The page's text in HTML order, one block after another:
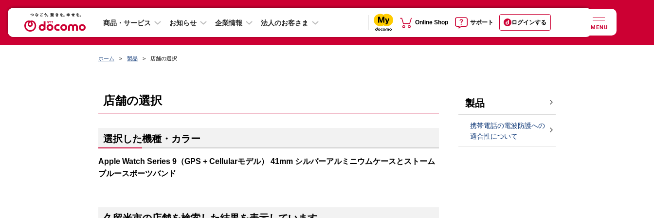
商品・サービス お知らせ 企業情報 法人のお客さま Online Shop サポート ログインする
MENU
ホーム 製品 店舗の選択
店舗の選択
選択した機種・カラー
Apple Watch Series 9（GPS + Cellularモデル） 41mm シルバーアルミニウムケースとストーム
ブルースポーツバンド
製品
携帯電話の電波防護への
適合性について